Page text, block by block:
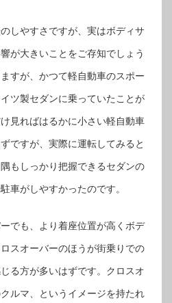
しやすさですが、実はボディサ
が大きいことをご存知でしょう
すが、かつて軽自動車のスポー
ツ製セダンに乗っていたことが
見ればはるかに小さい軽自動車
ですが、実際に運転してみると
もしっかり把握できるセダンの
車がしやすかったのです。
でも、より着座位置が高くボデ
スオーバーのほうが街乗りでの
る方が多いはずです。クロスオ
ルマ、というイメージを持たれ